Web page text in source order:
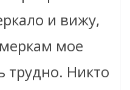
и вижу,
мое
трудно. Никто